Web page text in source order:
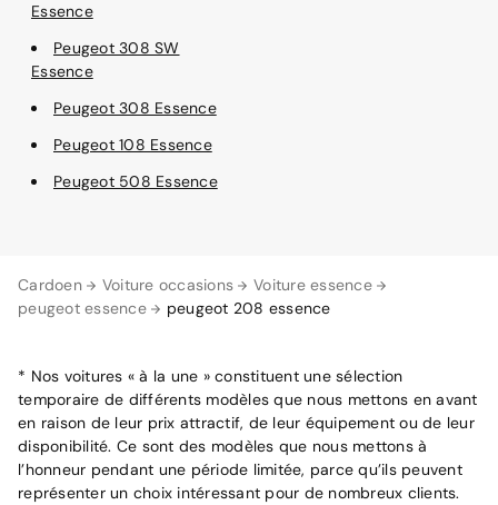
Cardoen Voiture occasions
Voiture essence
peugeot essence
peugeot 208 essence
Essence
Peugeot 308 SW
Essence
Peugeot 308 Essence
Peugeot 108 Essence
Peugeot 508 Essence
* Nos voitures « à la une » constituent une sélection
temporaire de différents modèles que nous mettons en avant
en raison de leur prix attractif, de leur équipement ou de leur
disponibilité. Ce sont des modèles que nous mettons à
l’honneur pendant une période limitée, parce qu’ils peuvent
représenter un choix intéressant pour de nombreux clients.